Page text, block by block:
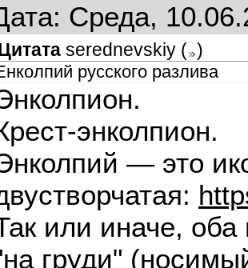
Среда,
serednevskiy ( )
русского разлива
энколпион.
— это
или иначе, оба
груди"